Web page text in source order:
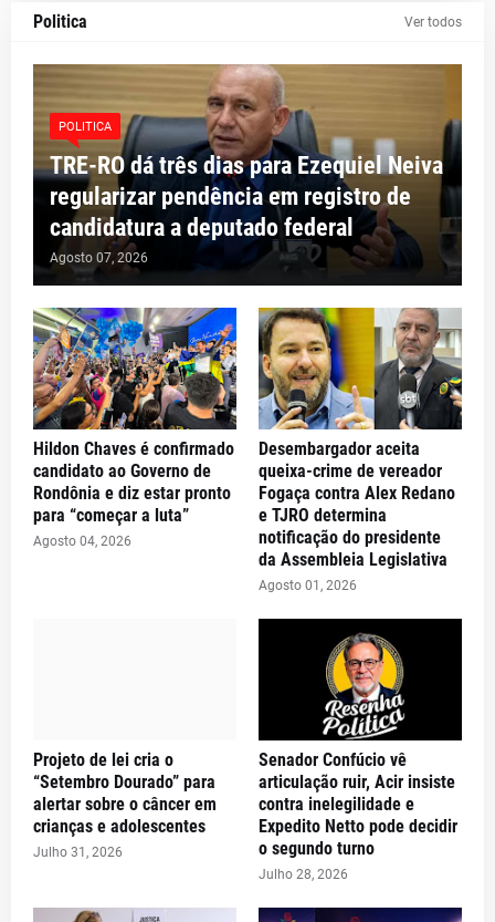
Politica Ver todos
POLITICA
TRE-RO dá três dias para Ezequiel Neiva
regularizar pendência em registro de
candidatura a deputado federal
Agosto 07, 2026
Hildon Chaves é confirmado
candidato ao Governo de
Rondônia e diz estar pronto
para “começar a luta”
Agosto 04, 2026
Desembargador aceita
queixa-crime de vereador
Fogaça contra Alex Redano
e TJRO determina
notificação do presidente
da Assembleia Legislativa
Agosto 01, 2026
Projeto de lei cria o
“Setembro Dourado” para
alertar sobre o câncer em
crianças e adolescentes
Julho 31, 2026
Senador Confúcio vê
articulação ruir, Acir insiste
contra inelegilidade e
Expedito Netto pode decidir
o segundo turno
Julho 28, 2026